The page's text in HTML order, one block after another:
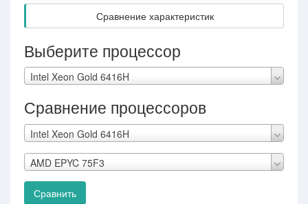
Сравнение характеристик
Выберите процессор
Intel Xeon Gold 6416H
Сравнение процессоров
Intel Xeon Gold 6416H
AMD EPYC 75F3
Сравнить